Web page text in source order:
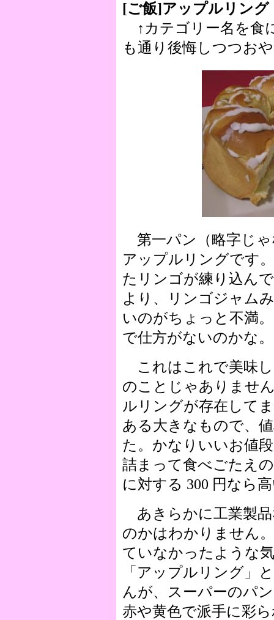
[ご飯]アップルリング
↑カテゴリー名を食
も通り後悔しつつお
第一パン（略字じ
アップルリングです
たリンゴが練り込ん
より、リンゴジャム
いのがちょっと不満
で仕方がないのかな。
これはこれで美味
のことじゃありませ
ルリングが存在して
ある大きなもので、
た。かなりいいお値
詰まって食べごたえ
に対する 300 円なら
あきらかに工業製
のかはわかりません
ていなかったような
「アップルリング」
んが、スーパーのパ
赤や黄色で派手に彩